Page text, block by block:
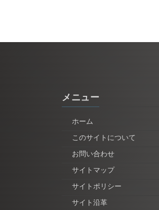
メニュー
ホーム
このサイトについて
お問い合わせ
サイトマップ
サイトポリシー
サイト沿革